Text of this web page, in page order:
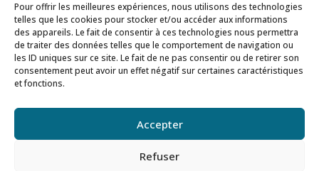
Pour offrir les meilleures expériences, nous utilisons des technologies
telles que les cookies pour stocker et/ou accéder aux informations
des appareils. Le fait de consentir à ces technologies nous permettra
de traiter des données telles que le comportement de navigation ou
les ID uniques sur ce site. Le fait de ne pas consentir ou de retirer son
consentement peut avoir un effet négatif sur certaines caractéristiques
et fonctions.
Accepter
Refuser
Site réalisé par
Siège : 5 Square du Chêne Germain, 35510
Cesson-Sévigné